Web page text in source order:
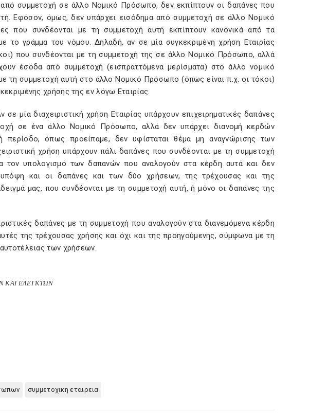
συμμετοχή σε άλλο Νομικό Πρόσωπο, δεν εκπίπτουν οι δαπάνες που
Εφόσον, όμως, δεν υπάρχει εισόδημα από συμμετοχή σε άλλο Νομικό
που συνδέονται με τη συμμετοχή αυτή εκπίπτουν κανονικά από τα
το γράμμα του νόμου. Δηλαδή, αν σε μία συγκεκριμένη χρήση Εταιρίας
που συνδέονται με τη συμμετοχή της σε άλλο Νομικό Πρόσωπο, αλλά
έσοδα από συμμετοχή (εισπραττόμενα μερίσματα) στο άλλο νομικό
τη συμμετοχή αυτή στο άλλο Νομικό Πρόσωπο (όπως είναι π.χ. οι τόκοι)
χρήσης της εν λόγω Εταιρίας.
μία διαχειριστική χρήση Εταιρίας υπάρχουν επιχειρηματικές δαπάνες
σε ένα άλλο Νομικό Πρόσωπο, αλλά δεν υπάρχει διανομή κερδών
περίοδο, όπως προείπαμε, δεν υφίσταται θέμα μη αναγνώρισης των
χρήση υπάρχουν πάλι δαπάνες που συνδέονται με τη συμμετοχή
τον υπολογισμό των δαπανών που αναλογούν στα κέρδη αυτά και δεν
υπόψη και οι δαπάνες και των δύο χρήσεων, της τρέχουσας και της
μας, που συνδέονται με τη συμμετοχή αυτή, ή μόνο οι δαπάνες της
δαπάνες με τη συμμετοχή που αναλογούν στα διανεμόμενα κέρδη
της τρέχουσας χρήσης και όχι και της προηγούμενης, σύμφωνα με τη
των χρήσεων.
ΚΑΙ ΕΛΕΓΚΤΩΝ
συμμετοχικη εταιρεια